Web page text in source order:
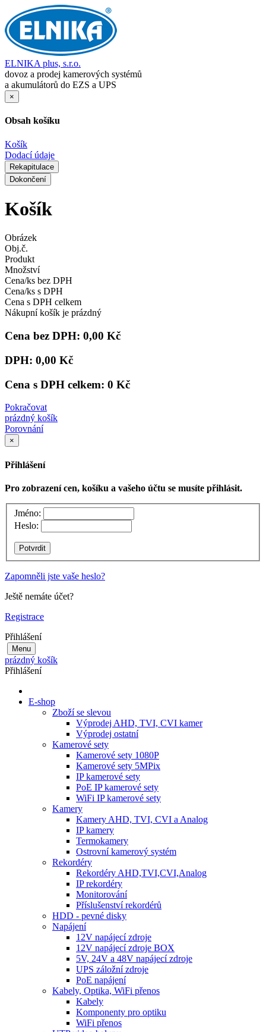
ELNIKA plus, s.r.o.
dovoz a prodej kamerových systémů
a akumulátorů do EZS a UPS
×
Obsah košíku
Košík
Dodací údaje
Rekapitulace
Dokončení
Košík
Obrázek
Obj.č.
Produkt
Množství
Cena/ks bez DPH
Cena/ks s DPH
Cena s DPH celkem
Nákupní košík je prázdný
Cena bez DPH: 0,00 Kč
DPH: 0,00 Kč
Cena s DPH celkem: 0 Kč
Pokračovat
prázdný košík
Porovnání
×
Přihlášení
Pro zobrazení cen, košíku a vašeho účtu se musíte přihlásit.
Jméno:
Heslo:
Zapomněli jste vaše heslo?
Ještě nemáte účet?
Registrace
Přihlášení
Menu
prázdný košík
Přihlášení
E-shop
Zboží se slevou
Výprodej AHD, TVI, CVI kamer
Výprodej ostatní
Kamerové sety
Kamerové sety 1080P
Kamerové sety 5MPix
IP kamerové sety
PoE IP kamerové sety
WiFi IP kamerové sety
Kamery
Kamery AHD, TVI, CVI a Analog
IP kamery
Termokamery
Ostrovní kamerový systém
Rekordéry
Rekordéry AHD,TVI,CVI,Analog
IP rekordéry
Monitorování
Příslušenství rekordérů
HDD - pevné disky
Napájení
12V napájecí zdroje
12V napájecí zdroje BOX
5V, 24V a 48V napájecí zdroje
UPS záložní zdroje
PoE napájení
Kabely, Optika, WiFi přenos
Kabely
Komponenty pro optiku
WiFi přenos